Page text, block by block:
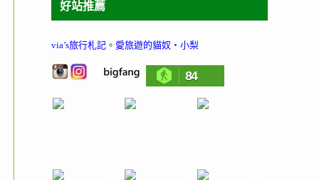
好站推薦
via’s旅行札記 。 愛旅遊的貓奴‧小梨
84